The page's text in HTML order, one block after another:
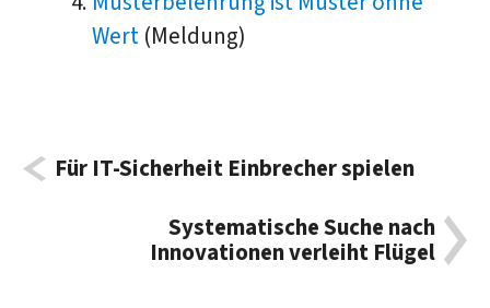
Wert(Meldung)
Für IT-Sicherheit Einbrecher spielen
Systematische Suche nach
Innovationen verleiht Flügel